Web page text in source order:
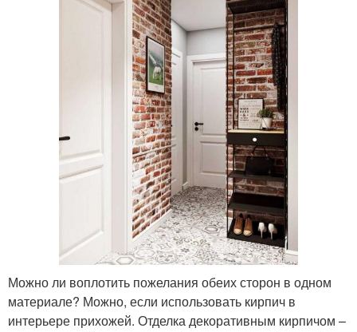
Можно ли воплотить пожелания обеих сторон в одном
материале? Можно, если использовать кирпич в
интерьере прихожей. Отделка декоративным кирпичом –